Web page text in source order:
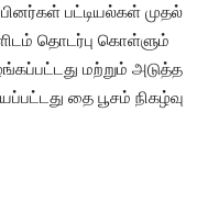
பட்டியல்கள் முதல்
தொடர்பு கொள்ளும்
மற்றும் அடுத்த
தை பூசம் நிகழ்வு